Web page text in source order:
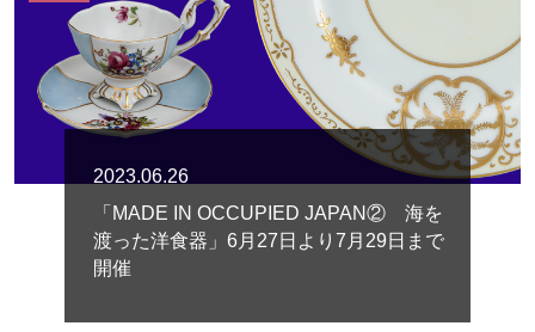
2023.06.26
「MADE IN OCCUPIED JAPAN② 海を
渡った洋食器」6月27日より7月29日まで
開催